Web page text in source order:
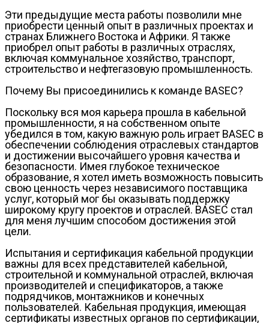
Эти предыдущие места работы позволили мне
приобрести ценный опыт в различных проектах и
странах Ближнего Востока и Африки. Я также
приобрел опыт работы в различных отраслях,
включая коммунальное хозяйство, транспорт,
строительство и нефтегазовую промышленность.
Почему Вы присоединились к команде BASEC?
Поскольку вся моя карьера прошла в кабельной
промышленности, я на собственном опыте
убедился в том, какую важную роль играет BASEC в
обеспечении соблюдения отраслевых стандартов
и достижении высочайшего уровня качества и
безопасности. Имея глубокое техническое
образование, я хотел иметь возможность повысить
свою ценность через независимого поставщика
услуг, который мог бы оказывать поддержку
широкому кругу проектов и отраслей. BASEC стал
для меня лучшим способом достижения этой
цели.
Испытания и сертификация кабельной продукции
важны для всех представителей кабельной,
строительной и коммунальной отраслей, включая
производителей и спецификаторов, а также
подрядчиков, монтажников и конечных
пользователей. Кабельная продукция, имеющая
сертификаты известных органов по сертификации,